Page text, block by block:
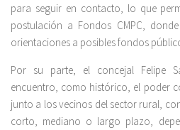
para seguir en contacto, lo que
postulación a Fondos CMPC,
orientaciones a posibles fondos
Por su parte, el concejal Felipe
encuentro, como histórico, el poder
junto a los vecinos del sector rural,
corto, mediano o largo plazo,